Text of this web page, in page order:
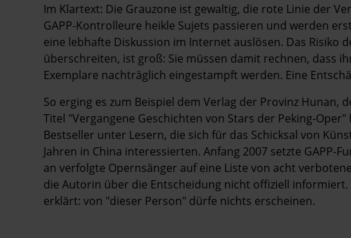
Im Klartext: Die Grauzone ist gewaltig, die rote Linie der
GAPP-Kontrolleure heikle Sujets passieren und werden
eine lebhafte Diskussion im Internet auslösen. Das Risiko
überschreiten, ist groß: Sie müssen damit rechnen, dass
Exemplare nachträglich eingestampft werden. Eine
So erging es zum Beispiel dem Verlag der Provinz Hunan,
Titel "Vergangene Geschichten von Stars der Peking-
Bestseller unter Lesern, die sich für das Schicksal von
Jahren in China interessierten. Anfang 2007 setzte GAPP-
an verfolgte Opernsänger auf eine Liste von acht
die Autorin über die Entscheidung nicht offiziell
erklärt: von "dieser Person" dürfe nichts erscheinen.